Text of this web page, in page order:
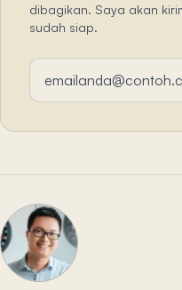
dibagikan. Saya akan
sudah siap.
Alamat email